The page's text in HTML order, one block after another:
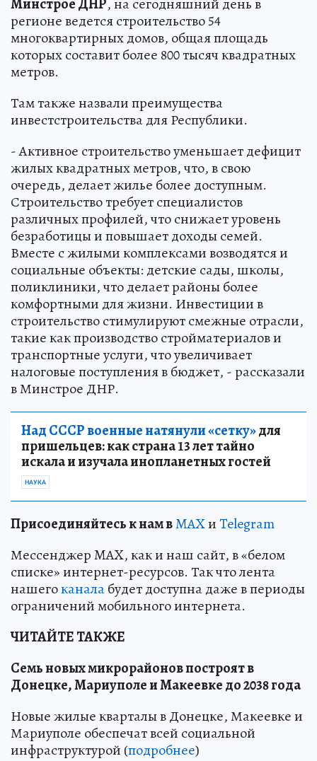
Минстрое ДНР, на сегодняшний день в
регионе ведется строительство 54
многоквартирных домов, общая площадь
которых составит более 800 тысяч квадратных
метров.
Там также назвали преимущества
инвестстроительства для Республики.
- Активное строительство уменьшает дефицит
жилых квадратных метров, что, в свою
очередь, делает жилье более доступным.
Строительство требует специалистов
различных профилей, что снижает уровень
безработицы и повышает доходы семей.
Вместе с жилыми комплексами возводятся и
социальные объекты: детские сады, школы,
поликлиники, что делает районы более
комфортными для жизни. Инвестиции в
строительство стимулируют смежные отрасли,
такие как производство стройматериалов и
транспортные услуги, что увеличивает
налоговые поступления в бюджет, - рассказали
в Минстрое ДНР.
Над СССР военные натянули «сетку»для
пришельцев: как страна 13 лет тайно
искала и изучала инопланетных гостей
НАУКА
Присоединяйтесь к нам вMAXиTelegram
Мессенджер MAX, как и наш сайт, в «белом
списке» интернет-ресурсов. Так что лента
нашегоканалабудет доступна даже в периоды
ограничений мобильного интернета.
ЧИТАЙТЕ ТАКЖЕ
Семь новых микрорайонов построят в
Донецке, Мариуполе и Макеевке до 2038 года
Новые жилые кварталы в Донецке, Макеевке и
Мариуполе обеспечат всей социальной
инфраструктурой (подробнее)